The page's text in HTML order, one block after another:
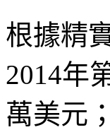
根據精
2014年
萬美元